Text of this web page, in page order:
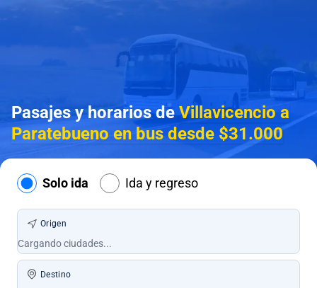
Pasajes y horarios deVillavicencio a
Paratebueno en bus desde $31.000
Solo ida Ida y regreso
Origen
Destino